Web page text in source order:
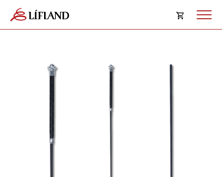
Opna
Karfan þín
Karfan er tóm.